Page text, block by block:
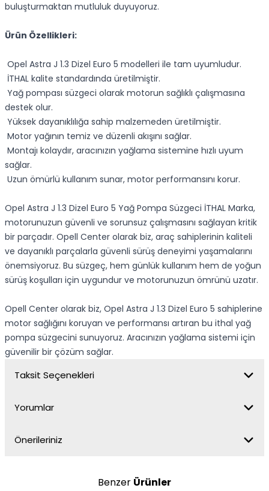
buluşturmaktan mutluluk duyuyoruz.
Ürün Özellikleri:
Opel Astra J 1.3 Dizel Euro 5 modelleri ile tam uyumludur.
İTHAL kalite standardında üretilmiştir.
Yağ pompası süzgeci olarak motorun sağlıklı çalışmasına
destek olur.
Yüksek dayanıklılığa sahip malzemeden üretilmiştir.
Motor yağının temiz ve düzenli akışını sağlar.
Montajı kolaydır, aracınızın yağlama sistemine hızlı uyum
sağlar.
Uzun ömürlü kullanım sunar, motor performansını korur.
Opel Astra J 1.3 Dizel Euro 5 Yağ Pompa Süzgeci İTHAL Marka,
motorunuzun güvenli ve sorunsuz çalışmasını sağlayan kritik
bir parçadır. Opell Center olarak biz, araç sahiplerinin kaliteli
ve dayanıklı parçalarla güvenli sürüş deneyimi yaşamalarını
önemsiyoruz. Bu süzgeç, hem günlük kullanım hem de yoğun
sürüş koşulları için uygundur ve motorunuzun ömrünü uzatır.
Opell Center olarak biz, Opel Astra J 1.3 Dizel Euro 5 sahiplerine
motor sağlığını koruyan ve performansı artıran bu ithal yağ
pompa süzgecini sunuyoruz. Aracınızın yağlama sistemi için
güvenilir bir çözüm sağlar.
Taksit Seçenekleri
Yorumlar
Önerileriniz
Benzer Ürünler